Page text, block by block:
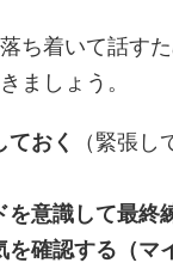
ち着いて話す
ましょう。
ておく
（緊張
を意識して最終
を確認する（マ